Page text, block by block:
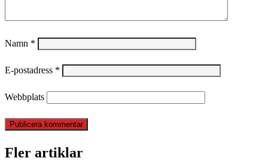
Namn *
E-postadress *
Webbplats
Fler artiklar